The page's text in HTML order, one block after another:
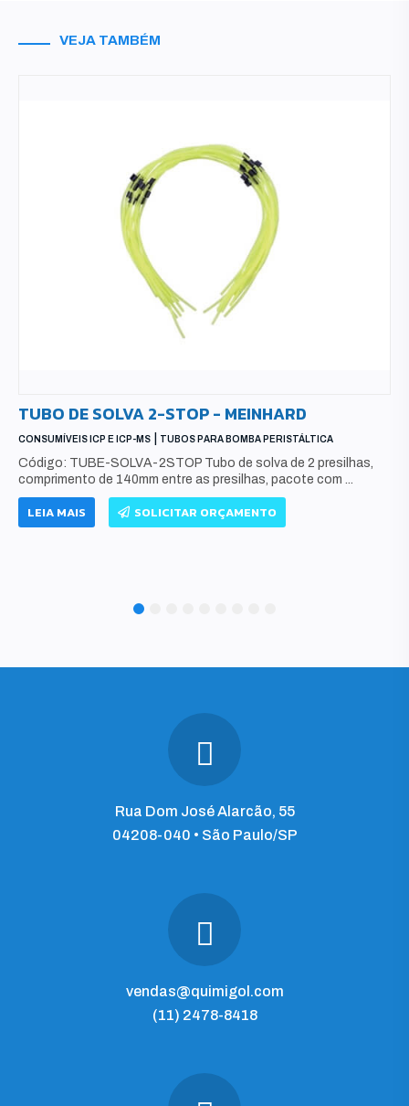
VEJA TAMBÉM
TUBO DE SOLVA 2-STOP - MEINHARD
CONSUMÍVEIS ICP E ICP-MS TUBOS PARA BOMBA PERISTÁLTICA
Código: TUBE-SOLVA-2STOP Tubo de solva de 2 presilhas,
comprimento de 140mm entre as presilhas, pacote com ...
LEIA MAIS SOLICITAR ORÇAMENTO
4
Rua Dom José Alarcão, 55
04208-040 • São Paulo/SP
vendas@quimigol.com
(11) 2478-8418